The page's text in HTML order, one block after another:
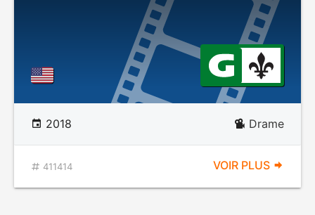
2018 Drame
411414 VOIR PLUS